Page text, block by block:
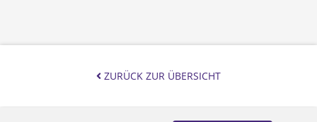
ZURÜCK ZUR ÜBERSICHT